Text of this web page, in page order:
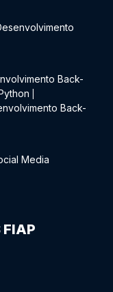
Back-
Back-
Media
FIAP